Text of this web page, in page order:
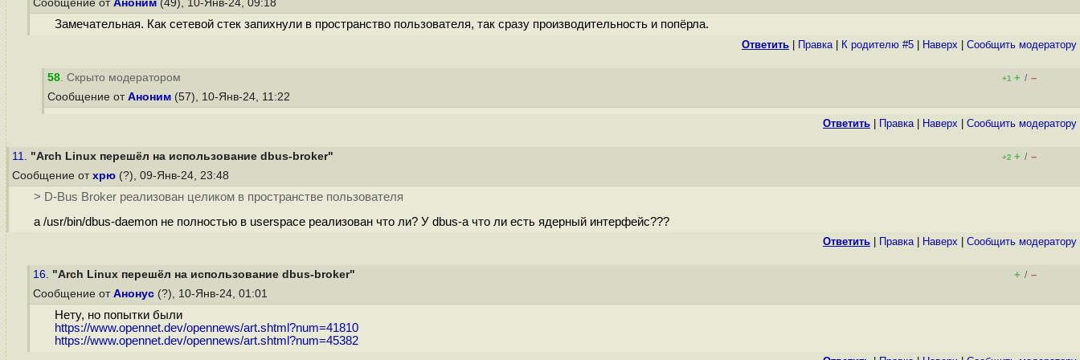
Сообщение от Аноним (49), 10-Янв-24, 09:18
Замечательная. Как сетевой стек запихнули в пространство пользователя, так сразу производительность и попёрла.
Ответить Правка| К родителю #5 Наверх Cообщить модератору
58. Скрыто модератором +1 + / –
Сообщение от Аноним (57), 10-Янв-24, 11:22
Ответить Правка| Наверх Cообщить модератору
11. "Arch Linux перешёл на использование dbus-broker" +2 + / –
Сообщение от хрю (?), 09-Янв-24, 23:48
> D-Bus Broker реализован целиком в пространстве пользователя
а /usr/bin/dbus-daemon не полностью в userspace реализован что ли? У dbus-а что ли есть ядерный интерфейс???
Ответить Правка| Наверх Cообщить модератору
16. "Arch Linux перешёл на использование dbus-broker" + / –
Сообщение от Анонус (?), 10-Янв-24, 01:01
Нету, но попытки были
https://www.opennet.dev/opennews/art.shtml?num=41810
https://www.opennet.dev/opennews/art.shtml?num=45382